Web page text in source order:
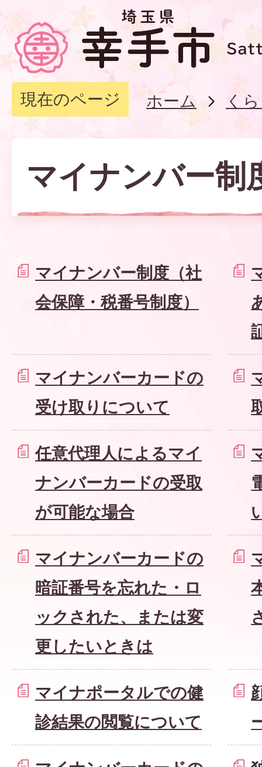
現在のページ ホーム く
マイナンバー制
マイナンバー制度（社
会保障・税番号制度）
マイナンバーカードの
受け取りについて
任意代理人によるマイ
ナンバーカードの受取
が可能な場合
マイナンバーカードの
暗証番号を忘れた・ロ
ックされた、または変
更したいときは
マイナポータルでの健
診結果の閲覧について